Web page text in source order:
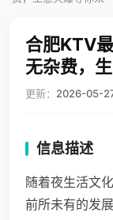
合肥KTV
无杂费，
更新： 2026-05-
信息描述
随着夜生活文
前所未有的发